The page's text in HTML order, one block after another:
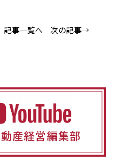
記事一覧へ 次の記事→